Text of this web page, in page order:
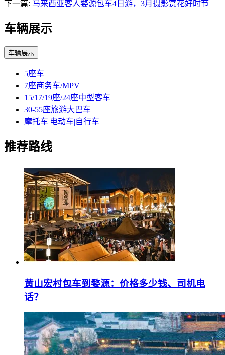
下一篇: 马来西亚客人婺源包车4日游，3月摄影赏花好时节
车辆展示
车辆展示
5座车
7座商务车/MPV
15/17/19座/24座中型客车
30-55座旅游大巴车
摩托车|电动车|自行车
推荐路线
黄山宏村包车到婺源：价格多少钱、司机电
话？